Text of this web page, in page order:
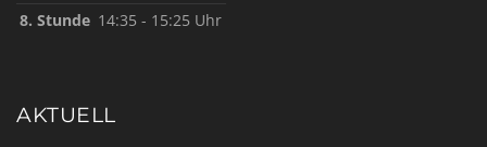
8. Stunde 14:35 - 15:25 Uhr
AKTUELL